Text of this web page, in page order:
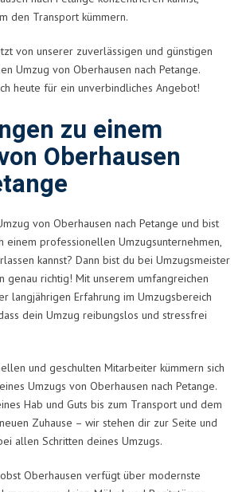
den Transport kümmern.
von unserer zuverlässigen und günstigen
Umzug von Oberhausen nach Petange.
heute für ein unverbindliches Angebot!
zu einem
Oberhausen
von Oberhausen nach Petange und bist
einem professionellen Umzugsunternehmen,
kannst? Dann bist du bei Umzugsmeister
genau richtig! Mit unserem umfangreichen
langjährigen Erfahrung im Umzugsbereich
dein Umzug reibungslos und stressfrei
und geschulten Mitarbeiter kümmern sich
Umzugs von Oberhausen nach Petange.
Hab und Guts bis zum Transport und dem
Zuhause – wir stehen dir zur Seite und
allen Schritten deines Umzugs.
Oberhausen verfügt über modernste